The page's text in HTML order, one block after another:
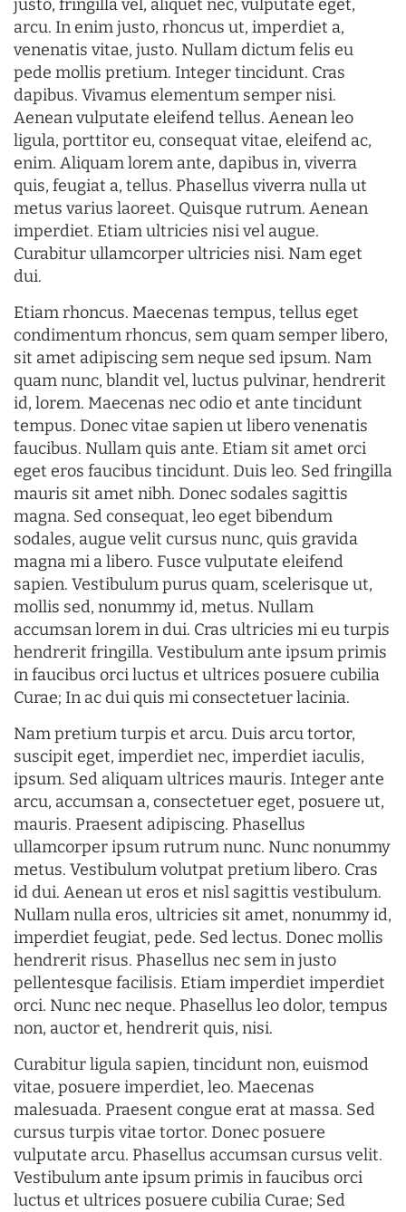
justo, fringilla vel, aliquet nec, vulputate eget,
arcu. In enim justo, rhoncus ut, imperdiet a,
venenatis vitae, justo. Nullam dictum felis eu
pede mollis pretium. Integer tincidunt. Cras
dapibus. Vivamus elementum semper nisi.
Aenean vulputate eleifend tellus. Aenean leo
ligula, porttitor eu, consequat vitae, eleifend ac,
enim. Aliquam lorem ante, dapibus in, viverra
quis, feugiat a, tellus. Phasellus viverra nulla ut
metus varius laoreet. Quisque rutrum. Aenean
imperdiet. Etiam ultricies nisi vel augue.
Curabitur ullamcorper ultricies nisi. Nam eget
dui.
Etiam rhoncus. Maecenas tempus, tellus eget
condimentum rhoncus, sem quam semper libero,
sit amet adipiscing sem neque sed ipsum. Nam
quam nunc, blandit vel, luctus pulvinar, hendrerit
id, lorem. Maecenas nec odio et ante tincidunt
tempus. Donec vitae sapien ut libero venenatis
faucibus. Nullam quis ante. Etiam sit amet orci
eget eros faucibus tincidunt. Duis leo. Sed fringilla
mauris sit amet nibh. Donec sodales sagittis
magna. Sed consequat, leo eget bibendum
sodales, augue velit cursus nunc, quis gravida
magna mi a libero. Fusce vulputate eleifend
sapien. Vestibulum purus quam, scelerisque ut,
mollis sed, nonummy id, metus. Nullam
accumsan lorem in dui. Cras ultricies mi eu turpis
hendrerit fringilla. Vestibulum ante ipsum primis
in faucibus orci luctus et ultrices posuere cubilia
Curae; In ac dui quis mi consectetuer lacinia.
Nam pretium turpis et arcu. Duis arcu tortor,
suscipit eget, imperdiet nec, imperdiet iaculis,
ipsum. Sed aliquam ultrices mauris. Integer ante
arcu, accumsan a, consectetuer eget, posuere ut,
mauris. Praesent adipiscing. Phasellus
ullamcorper ipsum rutrum nunc. Nunc nonummy
metus. Vestibulum volutpat pretium libero. Cras
id dui. Aenean ut eros et nisl sagittis vestibulum.
Nullam nulla eros, ultricies sit amet, nonummy id,
imperdiet feugiat, pede. Sed lectus. Donec mollis
hendrerit risus. Phasellus nec sem in justo
pellentesque facilisis. Etiam imperdiet imperdiet
orci. Nunc nec neque. Phasellus leo dolor, tempus
non, auctor et, hendrerit quis, nisi.
Curabitur ligula sapien, tincidunt non, euismod
vitae, posuere imperdiet, leo. Maecenas
malesuada. Praesent congue erat at massa. Sed
cursus turpis vitae tortor. Donec posuere
vulputate arcu. Phasellus accumsan cursus velit.
Vestibulum ante ipsum primis in faucibus orci
luctus et ultrices posuere cubilia Curae; Sed